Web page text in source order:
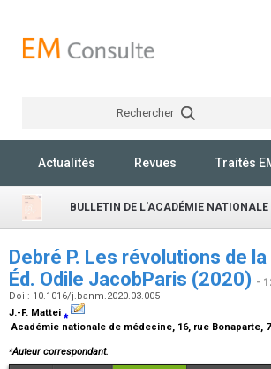
Rechercher
Actualités Revues Traités
BULLETIN DE L'ACADÉMIE NATIONALE
Debré P. Les révolutions de
Éd. Odile JacobParis (2020) -
Doi : 10.1016/j.banm.2020.03.005
J.-F. Mattei ⁎
Académie nationale de médecine, 16, rue Bonaparte,
⁎Auteur correspondant.